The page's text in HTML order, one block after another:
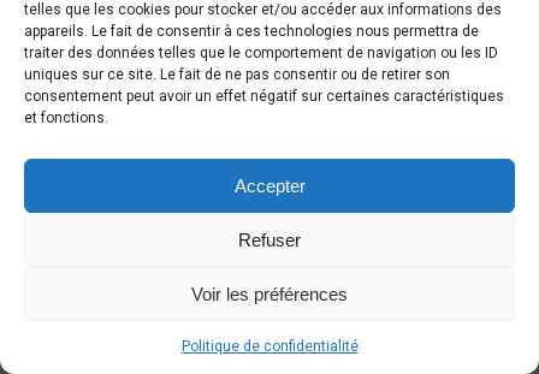
telles que les cookies pour stocker et/ou accéder aux informations des
appareils. Le fait de consentir à ces technologies nous permettra de
traiter des données telles que le comportement de navigation ou les ID
uniques sur ce site. Le fait de ne pas consentir ou de retirer son
consentement peut avoir un effet négatif sur certaines caractéristiques
et fonctions.
Accepter
Refuser
Voir les préférences
Politique de confidentialité